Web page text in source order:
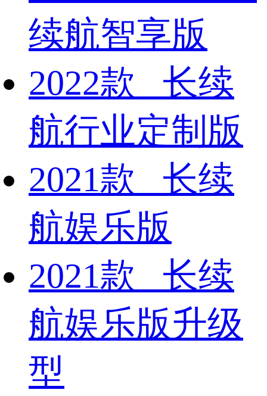
续航智享版
2022款 长续
航行业定制版
2021款 长续
航娱乐版
2021款 长续
航娱乐版升级
型